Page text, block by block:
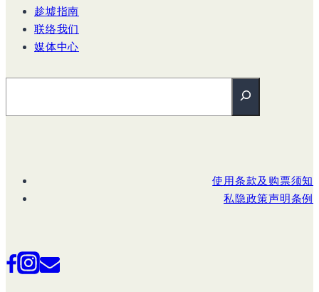
趁墟指南
联络我们
媒体中心
使用条款及购票须知
私隐政策声明条例